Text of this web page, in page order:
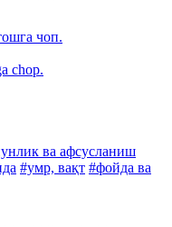
чоп.
chop.
ва афсусланиш
#умр, вақт #фойда ва